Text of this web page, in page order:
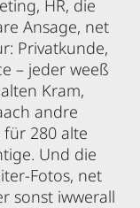
HR, die
Ansage, net
Privatkunde,
– jeder weeß
Kram,
andre
für 280 alte
Und die
Fotos, net
sonst iwwerall